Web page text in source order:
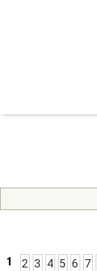
1 2 3 4 5 6 7